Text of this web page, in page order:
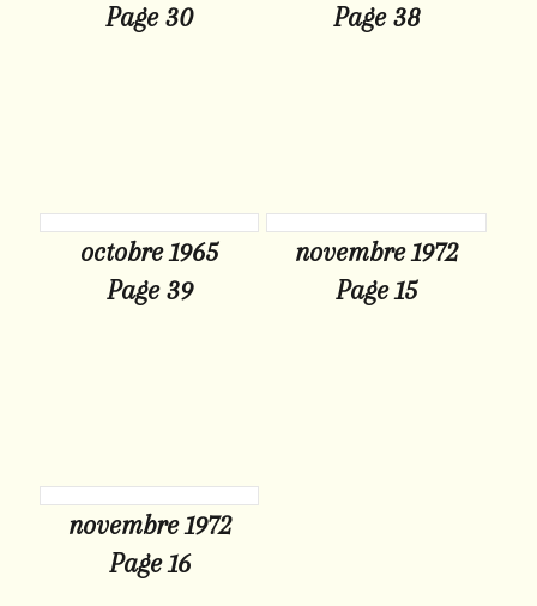
Page 30
Page 38
octobre 1965
Page 39
novembre 1972
Page 15
novembre 1972
Page 16